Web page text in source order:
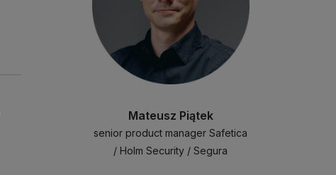
Mateusz Piątek
senior product manager Safetica
/ Holm Security / Segura